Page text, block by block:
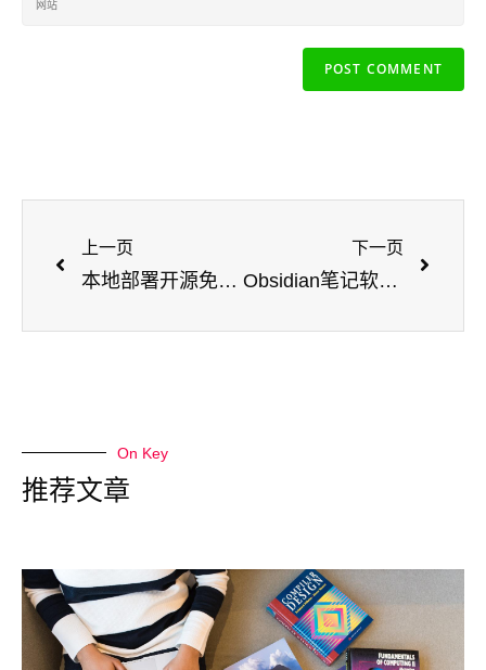
上一页
本地部署开源免费文件传输工具——LocalSend，并实现公网快速下载文件
下一页
Obsidian笔记软件无公网远程同步数据到Windows的WebDav
On Key
推荐文章